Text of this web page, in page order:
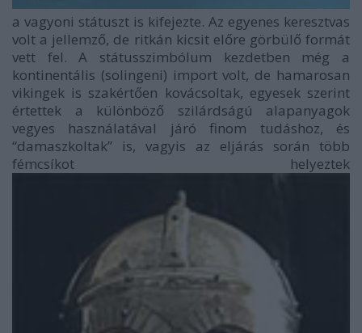
a vagyoni státuszt is kifejezte. Az egyenes keresztvas
volt a jellemző, de ritkán kicsit előre görbülő formát
vett fel. A státusszimbólum kezdetben még a
kontinentális (solingeni) import volt, de hamarosan
vikingek is szakértően kovácsoltak, egyesek szerint
értettek a különböző szilárdságú alapanyagok
vegyes használatával járó finom tudáshoz, és
“damaszkoltak” is, vagyis az eljárás során több
fémcsíkot helyeztek